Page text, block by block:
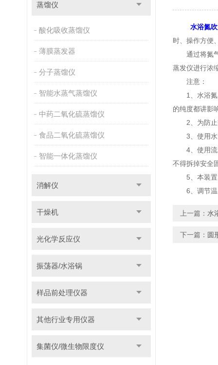
蒸馏仪
酸化吸收蒸馏仪
薄膜蒸发器
分子蒸馏仪
智能水蒸气蒸馏仪
中药二氧化硫蒸馏仪
食品二氧化硫蒸馏仪
智能一体化蒸馏仪
消解仪
干燥机
光化学反应仪
振荡器/水浴锅
样品前处理仪器
其他行业专用仪器
集菌仪/微生物限度仪
水浴氮
时、操作方便
通过将氮气
蒸发仪进行浓
注意：
1、水浴氮吹
的纯度都讲影
2、为防止
3、使用水浴
4、使用流量
不得拆掉安全
5、本装置为
6、调节温
上一篇： 水
下一篇： 圆